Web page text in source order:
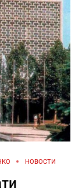
НОВОСТИ